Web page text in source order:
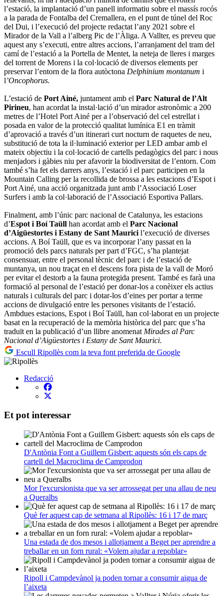
l’estació, la implantació d’un panell informatiu sobre el massís rocós
a la parada de Fontalba del Cremallera, en el punt de túnel del Roc
del Dui, i l’execució del projecte redactat l’any 2021 sobre el
Mirador de la Vall a l’alberg Pic de l’Àliga. A Vallter, es preveu que
aquest any s’executi, entre altres accions, l’arranjament del tram del
camí de l’estació a la Portella de Mentet, la neteja de lleres i marges
del torrent de Morens i la col·locació de diversos elements per
preservar l’entorn de la flora autòctona Delphinium montanum i
l’Oncophorus.
L’estació de Port Ainé, juntament amb el Parc Natural de l’Alt
Pirineu, han acordat la instal·lació d’un mirador astronòmic a 200
metres de l’Hotel Port Ainé per a l’observació del cel estrellat i
posada en valor de la protecció qualitat lumínica E1 en tràmit
d’aprovació a través d’un itinerari curt nocturn de raquetes de neu,
substitució de tota la il·luminació exterior per LED ambar amb el
mateix objectiu i la col·locació de cartells pedagògics del parc i nous
menjadors i gàbies niu per afavorir la biodiversitat de l’entorn. Com
també s’ha fet els darrers anys, l’estació i el parc participen en la
Mountain Calling per la recollida de brossa a les estacions d’Espot i
Port Ainé, una acció organitzada junt amb l’Associació Loser
Surfers i amb la col·laboració de l’Associació Esportiva Pallars.
Finalment, amb l’únic parc nacional de Catalunya, les estacions
d’Espot i Boí Taüll han acordat amb el Parc Nacional
d’Aigüestortes i Estany de Sant Maurici l’execució de diverses
accions. A Boí Taüll, que es va incorporar l’any passat en la
promoció dels parcs naturals per part d’FGC, s’ha plantejat
consensuar, entre el personal tècnic del parc i de l’estació de
muntanya, un nou traçat en el descens fora pista de la vall de Moró
per evitar el destorb a la fauna protegida present. També es farà una
formació al personal de l’estació per donar-los a conèixer els actius
naturals i culturals del parc i dotar-los d’eines per portar a terme
accions de divulgació entre les persones visitants de l’estació.
Ambdues estacions, Espot i Boí Taüll, han col·laborat en un projecte
basat en la recuperació de la memòria històrica del parc que s’ha
traduït en la publicació d’un llibre anomenat Mirades al Parc
Nacional d’Aigüestortes i Estany de Sant Maurici.
Escull Ripollès com la teva font preferida de Google
Redacció
Et pot interessar
D'Antònia Font a Guillem Gisbert: aquests són els caps de
cartell del Macroclima de Camprodon
Mor l'excursionista que va ser arrossegat per una allau de neu
a Queralbs
Què fer aquest cap de setmana al Ripollès: 16 i 17 de març
Una estada de dos mesos i allotjament a Beget per aprendre a
treballar en un forn rural: «Volem ajudar a repoblar»
Ripoll i Campdevànol ja poden tornar a consumir aigua de
l’aixeta